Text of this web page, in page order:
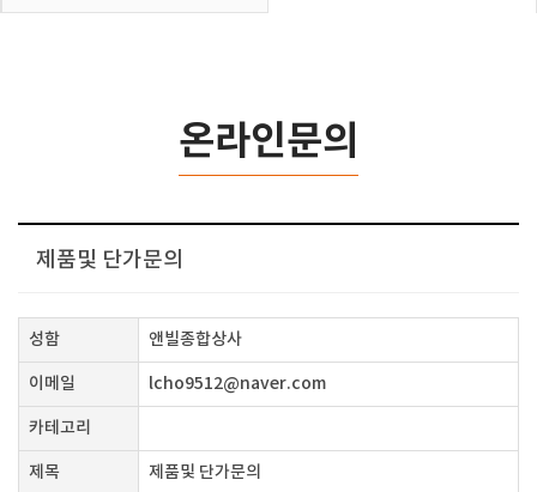
온라인문의
제품및 단가문의
성함 앤빌종합상사
이메일 lcho9512@naver.com
카테고리
제목 제품및 단가문의